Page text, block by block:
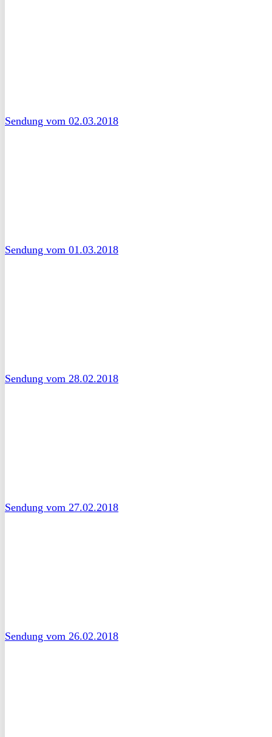
Sendung vom 02.03.2018
Sendung vom 01.03.2018
Sendung vom 28.02.2018
Sendung vom 27.02.2018
Sendung vom 26.02.2018